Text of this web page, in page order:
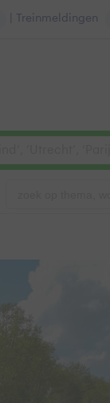
| Treinmeldingen